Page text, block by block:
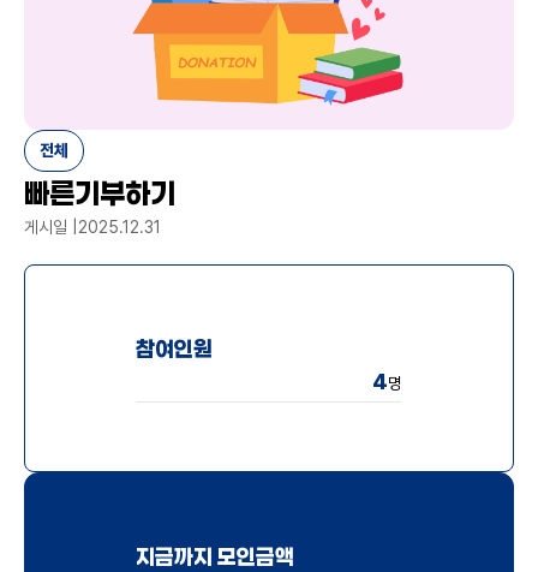
전체
빠른기부하기
게시일 | 2025.12.31
참여인원
4명
지금까지 모인금액